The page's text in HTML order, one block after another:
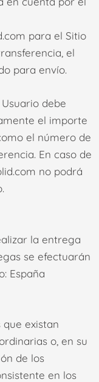
para el Sitio
el
para envío.
debe
el importe
el número de
En caso de
no podrá
la entrega
se efectuarán
España
que existan
o, en su
de los
en los